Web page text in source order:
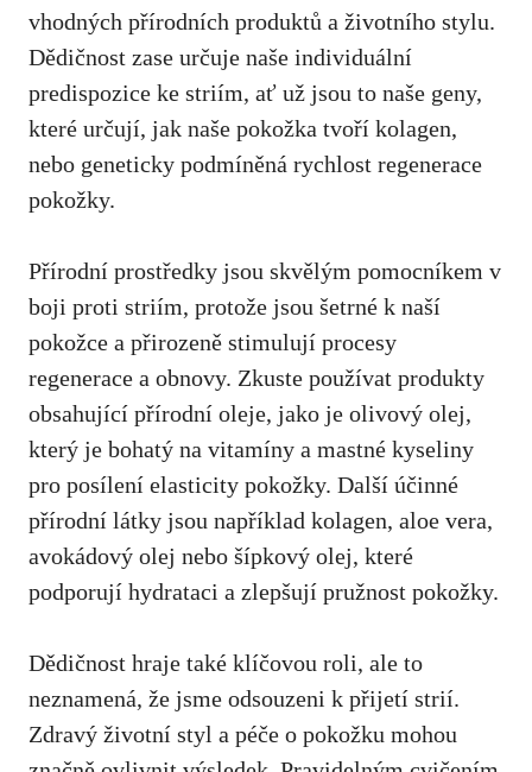
vhodných ⁢přírodních produktů a životního ​stylu.
Dědičnost zase⁤ určuje naše individuální⁤
predispozice ke striím, ať už⁤ jsou to ⁣naše geny,
které určují, jak naše ⁢pokožka ⁣tvoří kolagen,
nebo geneticky⁢ podmíněná rychlost ⁤regenerace
pokožky.
Přírodní prostředky jsou skvělým pomocníkem v
boji proti striím, ‌protože jsou šetrné k naší⁤
pokožce​ a ‌přirozeně stimulují⁤ procesy
regenerace a obnovy. Zkuste používat produkty
obsahující přírodní oleje, jako je olivový ⁢olej,
který je bohatý ⁤na‍ vitamíny a mastné⁤ kyseliny
pro posílení elasticity pokožky. Další účinné
přírodní látky jsou například kolagen,‌ aloe vera,⁢
avokádový olej nebo šípkový olej, které
podporují hydrataci a​ zlepšují pružnost⁢ pokožky.
Dědičnost ⁣hraje také‌ klíčovou roli, ale to
neznamená, že ⁤jsme ​odsouzeni ‍k přijetí strií.
Zdravý ​životní ‍styl a péče​ o ‌pokožku mohou